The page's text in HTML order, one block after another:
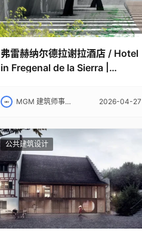
弗雷赫纳尔德拉谢拉酒店 / Hotel
in Fregenal de la Sierra |
MGM 建筑师事务所｜MGM 2026-04-27
公共建筑设计